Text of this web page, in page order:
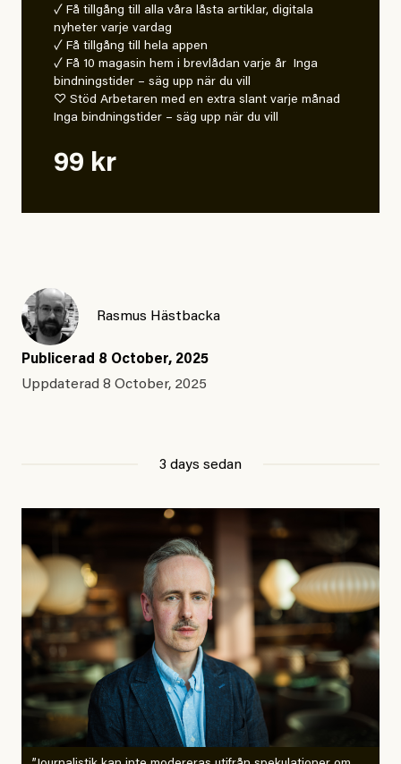
✓ Få tillgång till alla våra låsta artiklar, digitala
nyheter varje vardag
✓ Få tillgång till hela appen
✓ Få 10 magasin hem i brevlådan varje år Inga
bindningstider – säg upp när du vill
♡ Stöd Arbetaren med en extra slant varje månad
Inga bindningstider – säg upp när du vill
99 kr
Rasmus Hästbacka
Publicerad 8 October, 2025
Uppdaterad 8 October, 2025
3 days sedan